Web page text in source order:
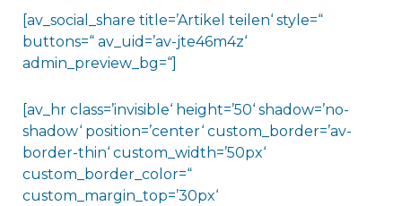
[av_social_share title=’Artikel teilen‘ style=“
buttons=“ av_uid=’av-jte46m4z‘
admin_preview_bg=“]
[av_hr class=’invisible‘ height=’50‘ shadow=’no-
shadow‘ position=’center‘ custom_border=’av-
border-thin‘ custom_width=’50px‘
custom_border_color=“
custom_margin_top=’30px‘